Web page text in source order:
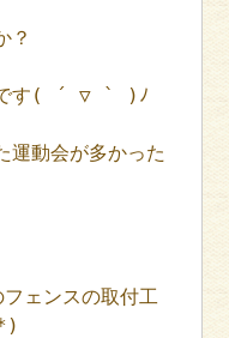
？
です( ´ ▽ ` )ﾉ
運動会が多かった
ェンスの取付工